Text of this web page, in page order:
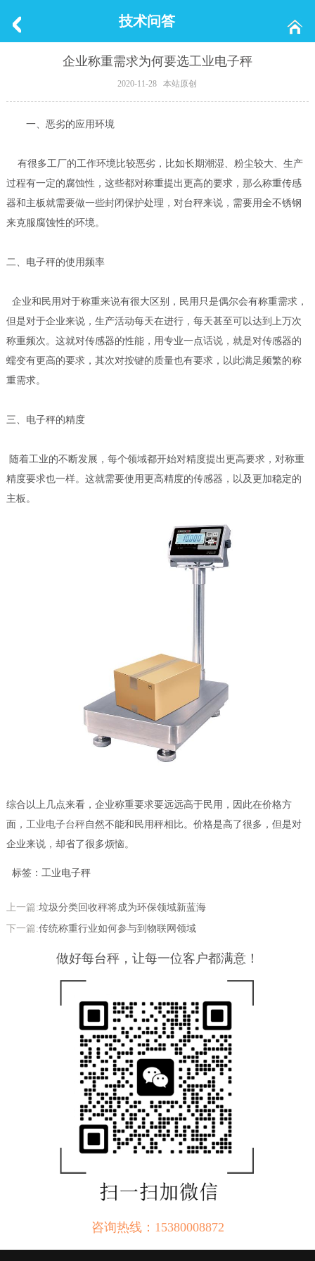
技术问答
企业称重需求为何要选工业电子秤
2020-11-28 本站原创
一、恶劣的应用环境
有很多工厂的工作环境比较恶劣，比如长期潮湿、粉尘较大、生产
过程有一定的腐蚀性，这些都对称重提出更高的要求，那么称重传感
器和主板就需要做一些封闭保护处理，对台秤来说，需要用全不锈钢
来克服腐蚀性的环境。
二、电子秤的使用频率
企业和民用对于称重来说有很大区别，民用只是偶尔会有称重需求，
但是对于企业来说，生产活动每天在进行，每天甚至可以达到上万次
称重频次。这就对传感器的性能，用专业一点话说，就是对传感器的
蠕变有更高的要求，其次对按键的质量也有要求，以此满足频繁的称
重需求。
三、电子秤的精度
随着工业的不断发展，每个领域都开始对精度提出更高要求，对称重
精度要求也一样。这就需要使用更高精度的传感器，以及更加稳定的
主板。
综合以上几点来看，企业称重要求要远远高于民用，因此在价格方
面， 工业电子台秤自然不能和民用秤相比。价格是高了很多，但是对
企业来说，却省了很多烦恼。
标签：工业电子秤
上一篇:垃圾分类回收秤将成为环保领域新蓝海
下一篇:传统称重行业如何参与到物联网领域
做好每台秤，让每一位客户都满意！
咨询热线：15380008872